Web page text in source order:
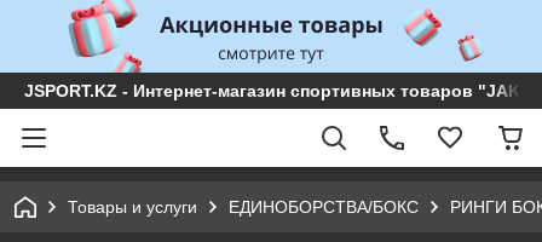
JSPORT.KZ - Интернет-магазин спортивных товаров
Товары и услуги ЕДИНОБОРСТВА/БОКС РИНГИ